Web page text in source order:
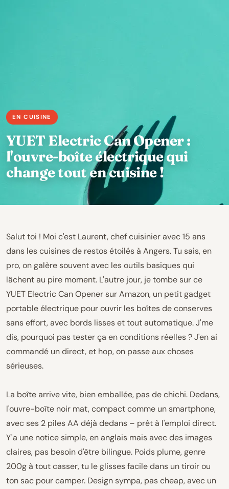
YUET Electric Can Opener :
l'ouvre-boîte électrique qui
change tout en cuisine !
Salut toi ! Moi c'est Laurent, chef cuisinier avec 15 ans
dans les cuisines de restos étoilés à Angers. Tu sais, en
pro, on galère souvent avec les outils basiques qui
lâchent au pire moment. L'autre jour, je tombe sur ce
YUET Electric Can Opener sur Amazon, un petit gadget
portable électrique pour ouvrir les boîtes de conserves
sans effort, avec bords lisses et tout automatique. J'me
dis, pourquoi pas tester ça en conditions réelles ? J'en ai
commandé un direct, et hop, on passe aux choses
sérieuses.
La boîte arrive vite, bien emballée, pas de chichi. Dedans,
l'ouvre-boîte noir mat, compact comme un smartphone,
avec ses 2 piles AA déjà dedans – prêt à l'emploi direct.
Y'a une notice simple, en anglais mais avec des images
claires, pas besoin d'être bilingue. Poids plume, genre
200g à tout casser, tu le glisses facile dans un tiroir ou
ton sac pour camper. Design sympa, pas cheap, avec un